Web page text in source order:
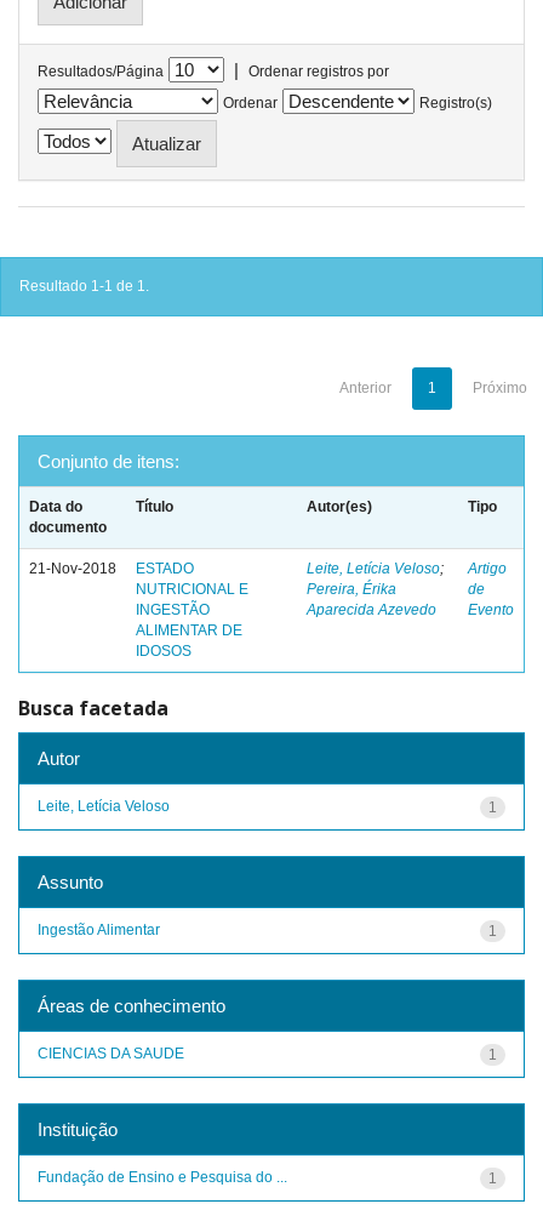
Resultados/Página |
Ordenar registros por
Ordenar
Registro(s)
Resultado 1-1 de 1.
Anterior 1 Próximo
Conjunto de itens:
Data do
documento
Título Autor(es) Tipo
21-Nov-2018
ESTADO
NUTRICIONAL E
INGESTÃO
ALIMENTAR DE
IDOSOS
Leite, Letícia Veloso;
Pereira, Érika
Aparecida Azevedo
Artigo
de
Evento
Busca facetada
Autor
1
Leite, Letícia Veloso
Assunto
1
Ingestão Alimentar
Áreas de conhecimento
1
CIENCIAS DA SAUDE
Instituição
1
Fundação de Ensino e Pesquisa do ...